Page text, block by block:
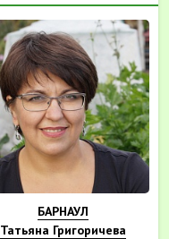
БАРНАУЛ
Татьяна Григоричева